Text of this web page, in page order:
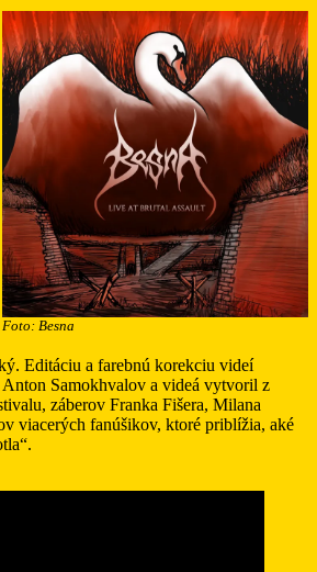
Foto: Besna
Editáciu a farebnú korekciu videí
Samokhvalov a videá vytvoril z
záberov Franka Fišera, Milana
viacerých fanúšikov, ktoré priblížia, aké